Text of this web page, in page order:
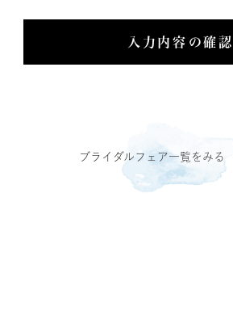
入力内容の確認
ブライダルフェア一覧をみる